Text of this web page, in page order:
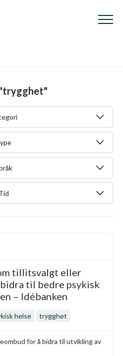
tillitsvalgt eller
til bedre psykisk
– Idébanken
helse trygghet
for å bidra til utvikling av